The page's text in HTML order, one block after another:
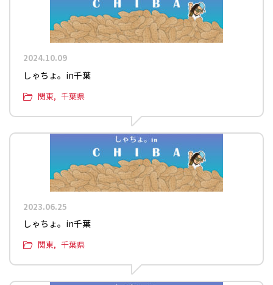
2024.10.09
しゃちょ。in千葉
関東 千葉県
2023.06.25
しゃちょ。in千葉
関東 千葉県